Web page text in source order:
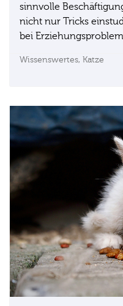
sinnvolle
nicht nur Tricks
bei
Wissenswertes, Katze